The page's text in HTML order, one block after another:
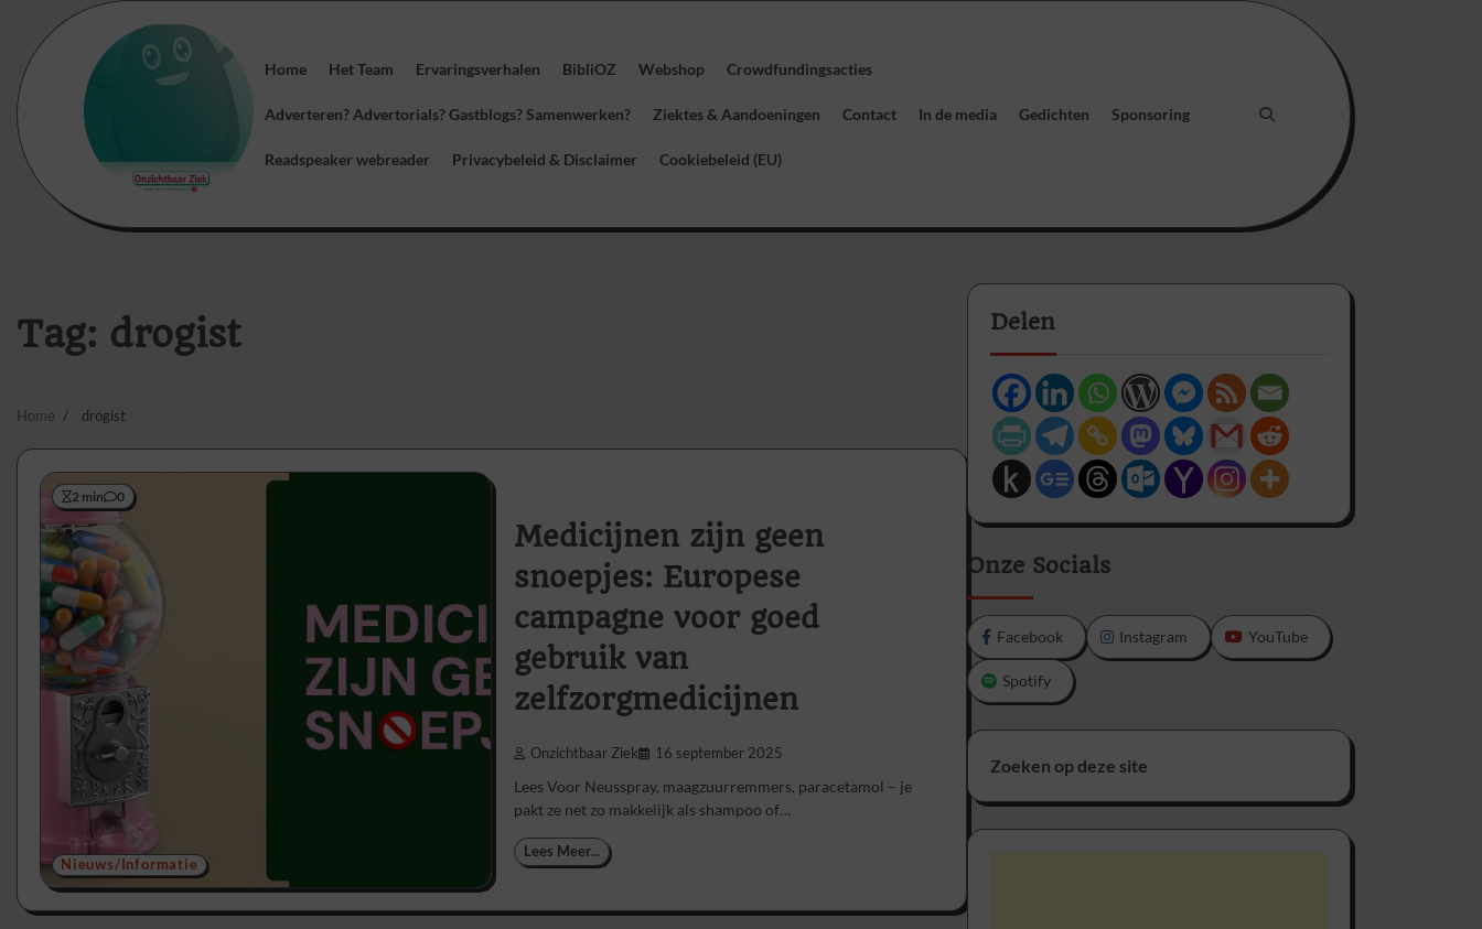
content
Home Het Team Ervaringsverhalen BibliOZ Webshop Crowdfundingsacties
Adverteren? Advertorials? Gastblogs? Samenwerken? Ziektes & Aandoeningen Contact In de media Gedichten Sponsoring
Readspeaker webreader Privacybeleid & Disclaimer Cookiebeleid (EU)
Tag: drogist
Home drogist
2 min 0
Nieuws/Informatie
Medicijnen zijn geen
snoepjes: Europese
campagne voor goed
gebruik van
zelfzorgmedicijnen
Onzichtbaar Ziek 16 september 2025
Lees Voor Neusspray, maagzuurremmers, paracetamol – je
pakt ze net zo makkelijk als shampoo of…
Lees Meer...
Delen
Onze Socials
Facebook Instagram YouTube
Spotify
Zoeken op deze site